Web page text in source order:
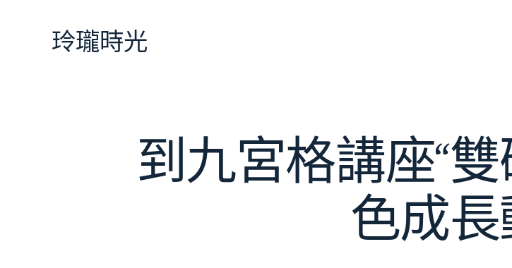
玲瓏時光
到九宮格講座“
色成